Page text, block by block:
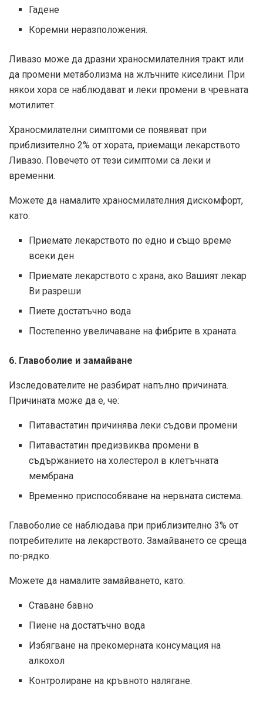
Гадене
Коремни неразположения.
Ливазо може да дразни храносмилателния тракт или
да промени метаболизма на жлъчните киселини. При
някои хора се наблюдават и леки промени в чревната
мотилитет.
Храносмилателни симптоми се появяват при
приблизително 2% от хората, приемащи лекарството
Ливазо. Повечето от тези симптоми са леки и
временни.
Можете да намалите храносмилателния дискомфорт,
като:
Приемате лекарството по едно и също време
всеки ден
Приемате лекарството с храна, ако Вашият лекар
Ви разреши
Пиете достатъчно вода
Постепенно увеличаване на фибрите в храната.
6. Главоболие и замайване
Изследователите не разбират напълно причината.
Причината може да е, че:
Питавастатин причинява леки съдови промени
Питавастатин предизвиква промени в
съдържанието на холестерол в клетъчната
мембрана
Временно приспособяване на нервната система.
Главоболие се наблюдава при приблизително 3% от
потребителите на лекарството. Замайването се среща
по-рядко.
Можете да намалите замайването, като:
Ставане бавно
Пиене на достатъчно вода
Избягване на прекомерната консумация на
алкохол
Контролиране на кръвното налягане.